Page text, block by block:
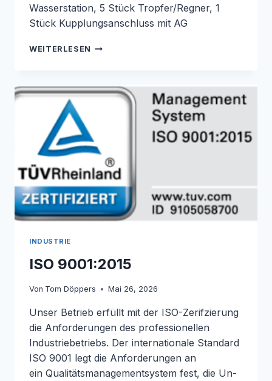
Wasserstation, 5 Stück Tropfer/Regner, 1
Stück Kupplungsanschluss mit AG
WEITERLESEN UNSERE
INDUSTRIE
ISO 9001:2015
Von Tom Döppers Mai 26, 2026
Unser Betrieb erfüllt mit der ISO-Zerifzierung
die Anforderungen des professionellen
Industriebetriebs. Der in­ter­na­tio­na­le Standard
ISO 9001 legt die An­for­de­run­gen an
ein Qualitätsmanagementsystem fest, die Un­